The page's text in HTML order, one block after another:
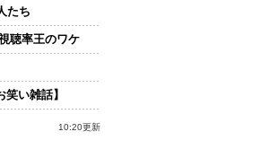
たち
聴率王のワケ
笑い雑話】
10:20更新